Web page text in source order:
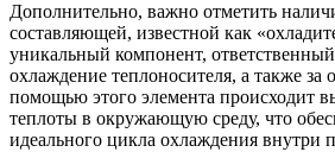
Дополнительно, важно отметить
составляющей, известной как
уникальный компонент,
охлаждение теплоносителя, а также за
помощью этого элемента происходит
теплоты в окружающую среду, что
идеального цикла охлаждения внутри